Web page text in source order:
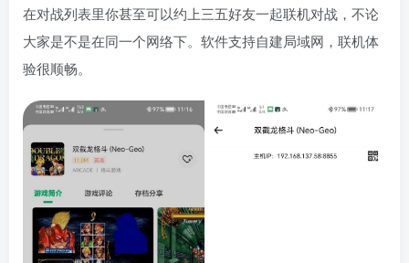
在对战列表里你甚至可以约上三五好友一起联机对战，不论
大家是不是在同一个网络下。软件支持自建局域网，联机体
验很顺畅。